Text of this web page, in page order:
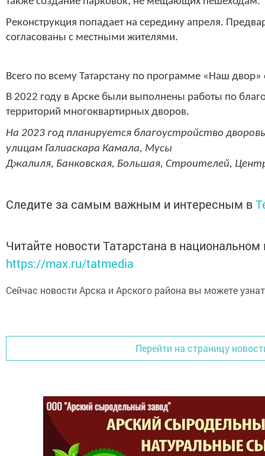
Реконструкция попадает на середину апреля.
согласованы с местными жителями.
В 2022 году в Арске были выполнены работы по
территорий многоквартирных дворов.
На 2023 год планируется благоустройство
улицамГалиаскара Камала,Мусы
Джалиля,Банковская,Большая,Строителей,
https://max.ru/tatmedia
Сейчас новости Арска и Арского района вы можете